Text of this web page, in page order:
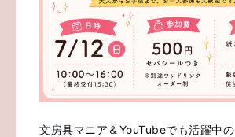
文房具マニア＆YouTubeでも活躍中の